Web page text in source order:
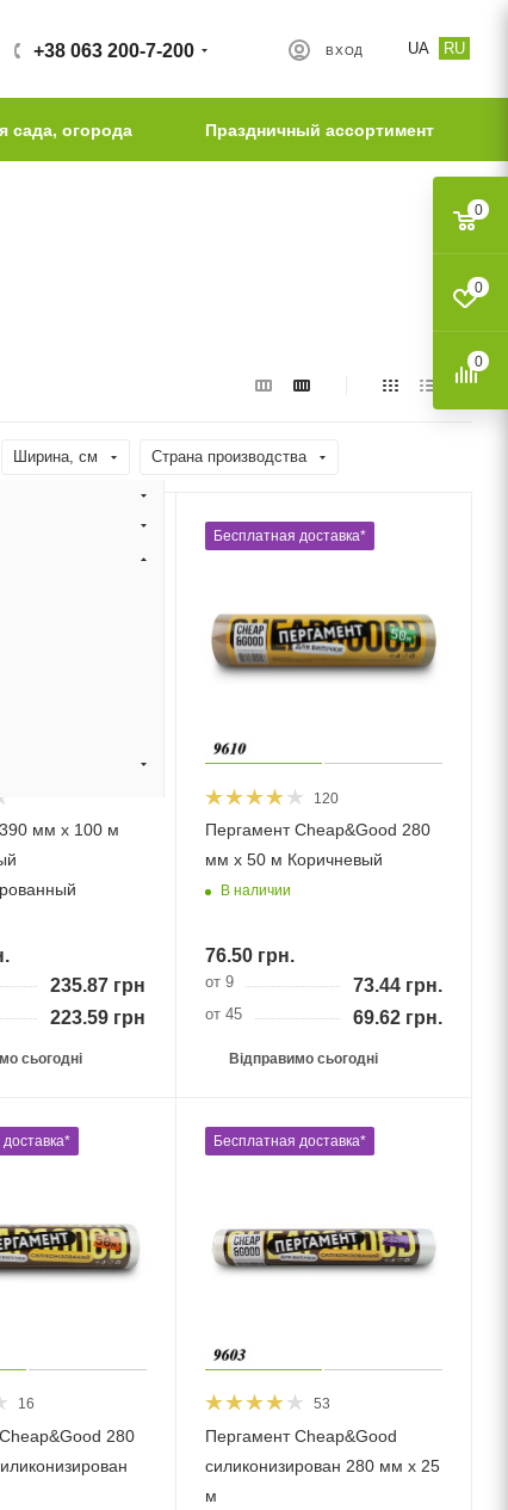
UA RU
ВХОД
+38 063 200-7-200
сада, огорода Праздничный ассортимент
Ширина, cм Страна производства
мм х 100 м
235.87 грн.
223.59 грн.
сьогодні
Бесплатная доставка*
120
Пергамент Cheap&Good 280
мм х 50 м Коричневый
В наличии
76.50грн.
от 9 73.44 грн.
от 45 69.62 грн.
Відправимо сьогодні
16
280
Бесплатная доставка*
53
Пергамент Cheap&Good
силиконизирован 280 мм х 25
м
0
0
0